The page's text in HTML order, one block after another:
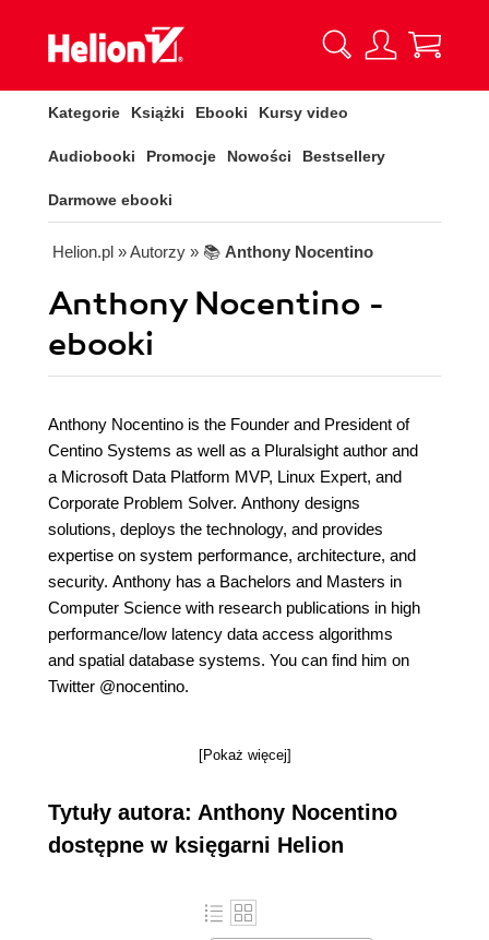
Kategorie Książki Ebooki Kursy video
Audiobooki Promocje Nowości Bestsellery
Darmowe ebooki
Helion.pl » Autorzy » 📚 Anthony Nocentino
Anthony Nocentino -
ebooki
Anthony Nocentino is the Founder and President of
Centino Systems as well as a Pluralsight author and
a Microsoft Data Platform MVP, Linux Expert, and
Corporate Problem Solver. Anthony designs
solutions, deploys the technology, and provides
expertise on system performance, architecture, and
security. Anthony has a Bachelors and Masters in
Computer Science with research publications in high
performance/low latency data access algorithms
and spatial database systems. You can find him on
Twitter @nocentino.
[Pokaż więcej]
Tytuły autora: Anthony Nocentino
dostępne w księgarni Helion